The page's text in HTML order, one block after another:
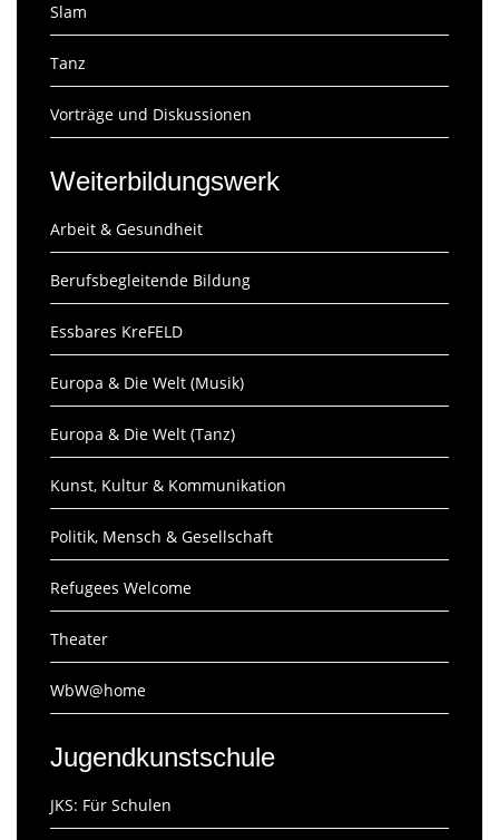
Slam
Tanz
Vorträge und Diskussionen
Weiterbildungswerk
Arbeit & Gesundheit
Berufsbegleitende Bildung
Essbares KreFELD
Europa & Die Welt (Musik)
Europa & Die Welt (Tanz)
Kunst, Kultur & Kommunikation
Politik, Mensch & Gesellschaft
Refugees Welcome
Theater
WbW@home
Jugendkunstschule
JKS: Für Schulen